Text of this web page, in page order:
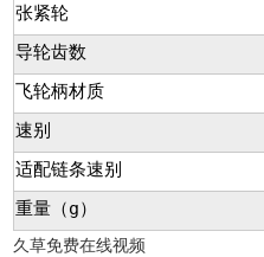
张紧轮
导轮齿数
飞轮柄材质
速别
适配链条速别
重量（g）
久草免费在线视频